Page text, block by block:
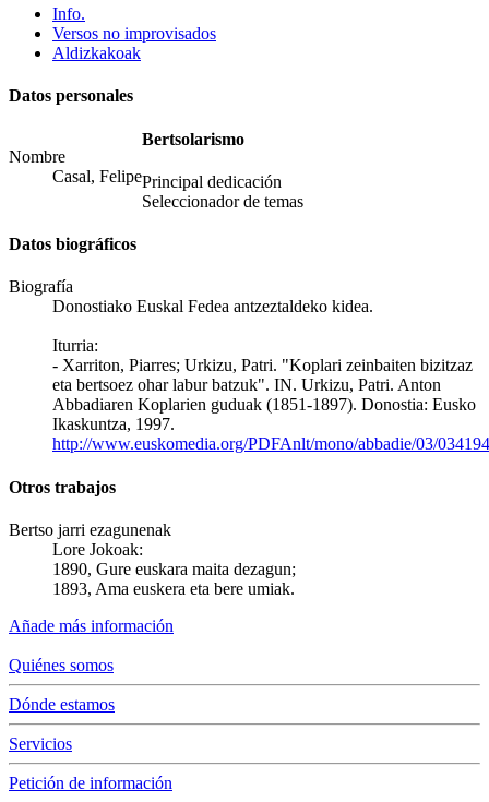
Info.
Versos no improvisados
Aldizkakoak
Datos personales
Nombre
Casal, Felipe
Bertsolarismo
Principal dedicación
Seleccionador de temas
Datos biográficos
Biografía
Donostiako Euskal Fedea antzeztaldeko kidea.
Iturria:
- Xarriton, Piarres; Urkizu, Patri. "Koplari zeinbaiten bizitzaz
eta bertsoez ohar labur batzuk". IN. Urkizu, Patri. Anton
Abbadiaren Koplarien guduak (1851-1897). Donostia: Eusko
Ikaskuntza, 1997.
http://www.euskomedia.org/PDFAnlt/mono/abbadie/03/
Otros trabajos
Bertso jarri ezagunenak
Lore Jokoak:
1890, Gure euskara maita dezagun;
1893, Ama euskera eta bere umiak.
Añade más información
Quiénes somos
Dónde estamos
Servicios
Petición de información